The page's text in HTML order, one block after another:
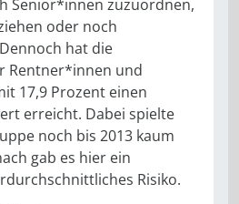
Senior*innen zuzuordnen,
oder noch
hat die
Rentner*innen und
17,9 Prozent einen
erreicht. Dabei spielte
noch bis 2013 kaum
gab es hier ein
Risiko.